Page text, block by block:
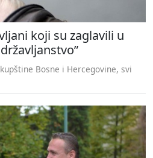
koji su zaglavili u
Bosne i Hercegovine, svi